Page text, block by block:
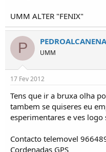
UMM ALTER "FENIX"
P PEDROALCANENA
UMM
17 Fev 2012
Tens que ir a bruxa olha
tambem se quiseres eu
esperimentares e ves logo
Contacto telemovel
Cordenadas GPS